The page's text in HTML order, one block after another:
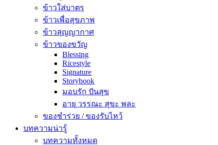
ข้าวใส่บาตร
ข้าวเพื่อสุขภาพ
ข้าวสุญญากาศ
ข้าวของขวัญ
Blessing
Ricestyle
Signature
Storybook
มอบรัก ปันสุข
อายุ วรรณะ สุขะ พละ
ของชำร่วย / ของรับไหว้
บทความน่ารู้
บทความทั้งหมด